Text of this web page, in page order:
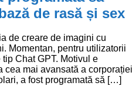
de rasă și sex
de creare de imagini cu
Momentan, pentru utilizatorii
Chat GPT. Motivul e
mai avansată a corporației
a fost programată să […]